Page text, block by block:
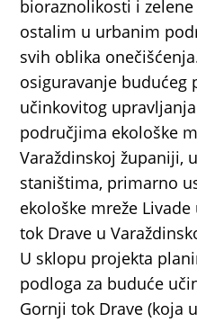
bioraznolikosti i
ostalim u urbanim
svih oblika
osiguravanje budućeg
učinkovitog
područjima ekološke
Varaždinskoj županiji,
staništima, primarno
ekološke mreže
tok Drave u
U sklopu projekta
podloga za buduće
Gornji tok Drave (koja